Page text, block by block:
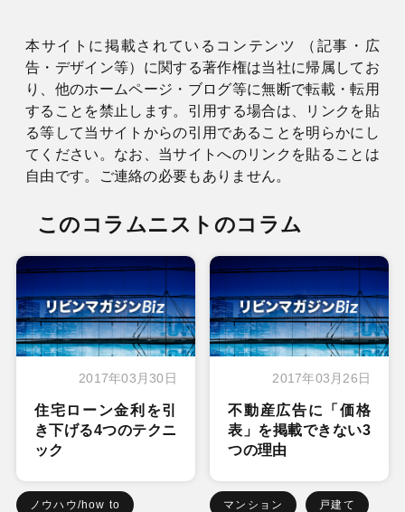
本サイトに掲載されているコンテンツ （記事・広
告・デザイン等）に関する著作権は当社に帰属してお
り、他のホームページ・ブログ等に無断で転載・転用
することを禁止します。引用する場合は、リンクを貼
る等して当サイトからの引用であることを明らかにし
てください。なお、当サイトへのリンクを貼ることは
自由です。ご連絡の必要もありません。
このコラムニストのコラム
2017年03月30日
住宅ローン金利を引
き下げる4つのテクニ
ック
ノウハウ/how to
2017年03月26日
不動産広告に「価格
表」を掲載できない3
つの理由
マンション 戸建て